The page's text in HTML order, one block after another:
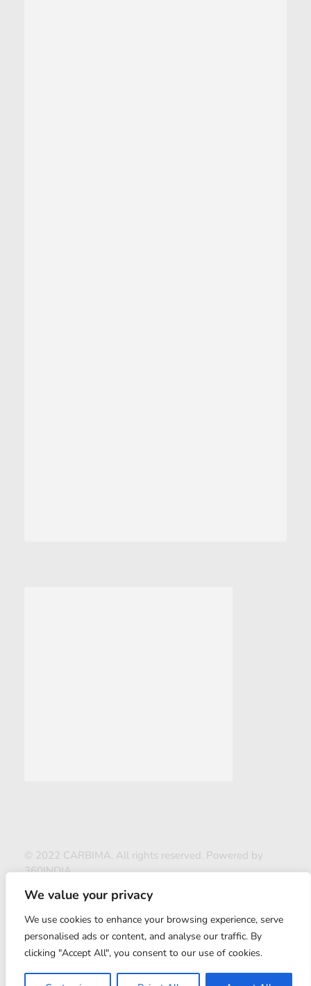
We value your privacy
We use cookies to enhance your browsing experience, serve
personalised ads or content, and analyse our traffic. By
clicking "Accept All", you consent to our use of cookies.
© 2022 CARBIMA. All rights reserved. Powered by
360INDIA